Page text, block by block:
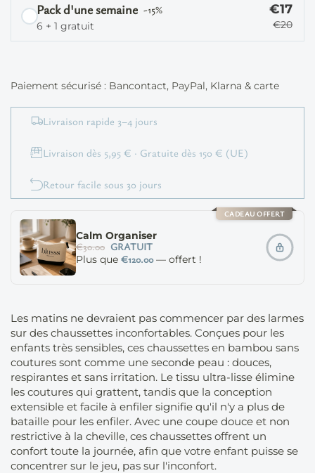
Pack d'une semaine -15%
6 + 1 gratuit
€17
€20
Paiement sécurisé : Bancontact, PayPal, Klarna & carte
Livraison rapide 3–4 jours
Livraison dès 5,95 € · Gratuite dès 150 € (UE)
Retour facile sous 30 jours
CADEAU OFFERT
Calm Organiser
€30.00 GRATUIT
Plus que €120.00— offert !
Les matins ne devraient pas commencer par des larmes
sur des chaussettes inconfortables. Conçues pour les
enfants très sensibles, ces chaussettes en bambou sans
coutures sont comme une seconde peau : douces,
respirantes et sans irritation. Le tissu ultra-lisse élimine
les coutures qui grattent, tandis que la conception
extensible et facile à enfiler signifie qu'il n'y a plus de
bataille pour les enfiler. Avec une coupe douce et non
restrictive à la cheville, ces chaussettes offrent un
confort toute la journée, afin que votre enfant puisse se
concentrer sur le jeu, pas sur l'inconfort.